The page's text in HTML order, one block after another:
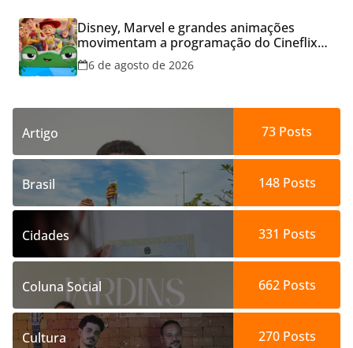
Disney, Marvel e grandes animações
movimentam a programação do Cineflix
do Aparecida Shopping
6 de agosto de 2026
Artigo 73 Posts
Brasil 148Posts
Cidades 331 Posts
Coluna Social 662Posts
Cultura 270Posts